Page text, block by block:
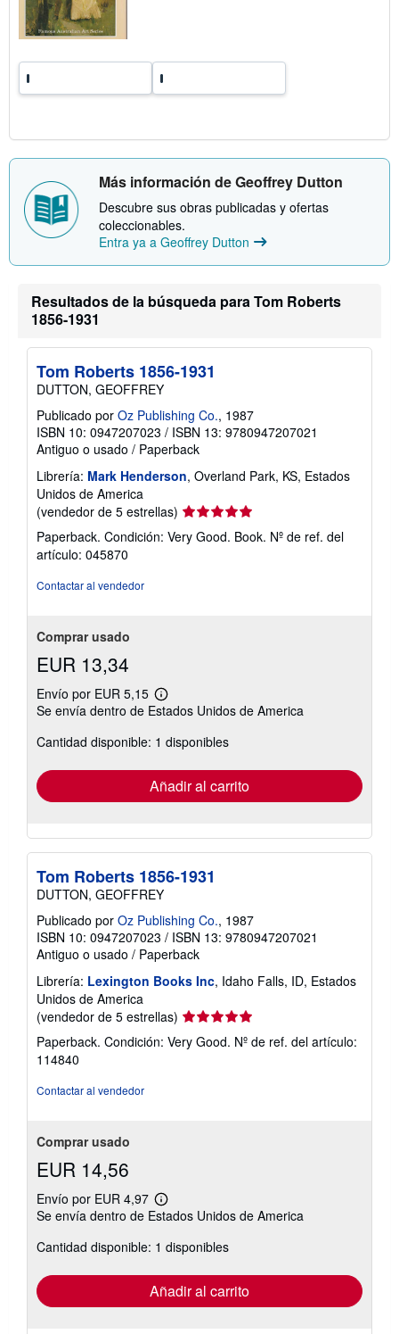
s
e
o
Más información de Geoffrey Dutton
Descubre sus obras publicadas y ofertas
coleccionables.
Entra ya a Geoffrey Dutton
Resultados de la búsqueda para Tom Roberts
1856-1931
Tom Roberts 1856-1931
DUTTON, GEOFFREY
Publicado por Oz Publishing Co., 1987
ISBN 10: 0947207023 / ISBN 13: 9780947207021
Antiguo o usado / Paperback
Librería: Mark Henderson, Overland Park, KS, Estados
Unidos de America
(vendedor de 5 estrellas) Calificación
vendedor:
Paperback. Condición: Very Good. Book. Nº de ref. del
artículo: 045870
Contactar al vendedor
Comprar usado
EUR 13,34
Envío por EUR 5,15
Más
información
las
tarifas
envío
Se envía dentro de Estados Unidos de America
Cantidad disponible: 1 disponibles
Añadir al carrito
Tom Roberts 1856-1931
DUTTON, GEOFFREY
Publicado por Oz Publishing Co., 1987
ISBN 10: 0947207023 / ISBN 13: 9780947207021
Antiguo o usado / Paperback
Librería: Lexington Books Inc, Idaho Falls, ID, Estados
Unidos de America
(vendedor de 5 estrellas) Calificación
vendedor:
Paperback. Condición: Very Good. Nº de ref. del artículo:
114840
Contactar al vendedor
Comprar usado
EUR 14,56
Envío por EUR 4,97
Más
información
las
tarifas
envío
Se envía dentro de Estados Unidos de America
Cantidad disponible: 1 disponibles
Añadir al carrito